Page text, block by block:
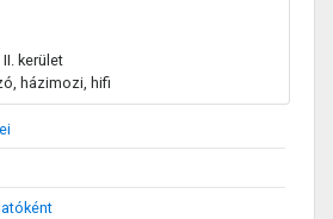
kerület
házimozi, hifi